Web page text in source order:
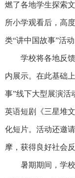
燃了各地学生探索
所小学观看后，高
类“讲中国故事”活动
学校将各地反馈
内展示。在此基础
事”线下大型展演活
英语短剧《三星堆
化短片。活动还邀
摩，获得良好社会反
暑期期间，学校